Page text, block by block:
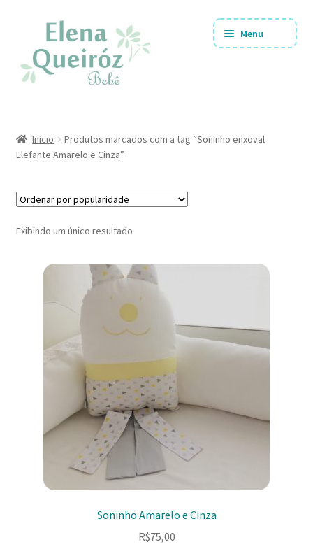
navegação
conteúdo
Menu
Ofertas!!
Início
Produtos marcados com a tag “Soninho enxoval
Elefante Amarelo e Cinza”
Exibindo um único resultado
Soninho Amarelo e Cinza
R$75,00